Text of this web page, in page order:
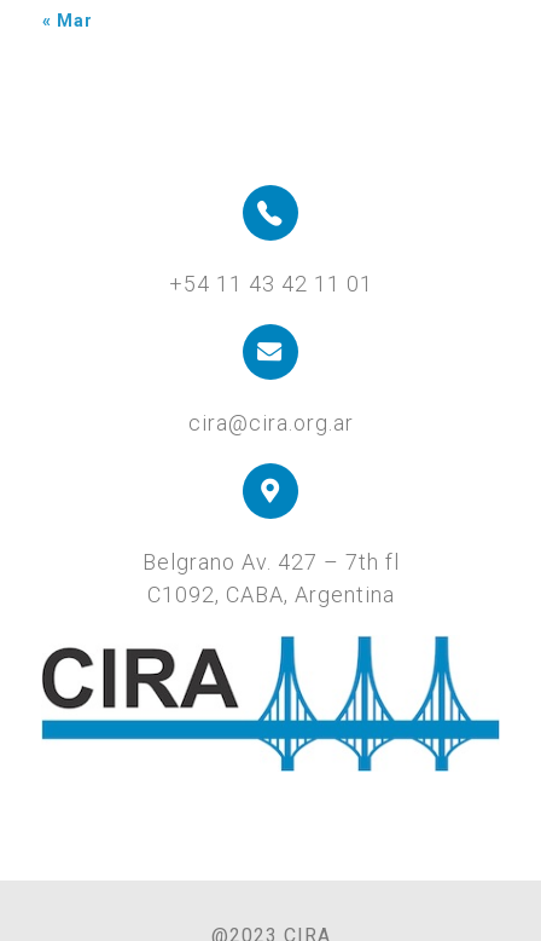
« Mar
+54 11 43 42 11 01
cira@cira.org.ar
Belgrano Av. 427 – 7th fl
C1092, CABA, Argentina
@2023 CIRA